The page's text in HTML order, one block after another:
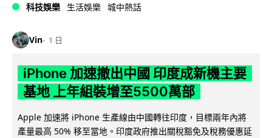
科技娛樂 生活娛樂 城中熱話
Vin 1 日
iPhone 加速撤出中國 印度成新機主要
基地 上年組裝增至5500萬部
Apple 加速將 iPhone 生產線由中國轉往印度，目標兩年內將
產量最高 50% 移至當地。印度政府推出關稅豁免及稅務優惠延